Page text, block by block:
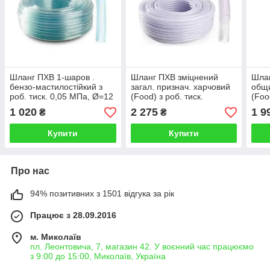
Шланг ПХВ 1-шаров .
бензо-мастилостійкий з
роб. тиск. 0,05 МПа, Ø=12
мм, t=1,5 мм, l= 25 м
1 020 ₴
Купити
Шланг ПХВ зміцнений
загал. признач. харчовий
(Food) з роб. тиск.
0,8МПа, Ø=10мм,
t=1,7мм, l=50м
2 275₴
Купити
1
Про нас
94% позитивних з 1501 відгука за рік
Працює з 28.09.2016
м. Миколаїв
пл. Леонтовича, 7, магазин 42. У воєнний час працюємо
з 9:00 до 15:00, Миколаїв, Україна